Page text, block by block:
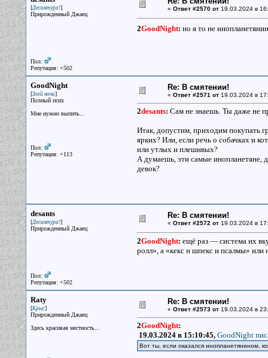
[Десантура!]
Прирожденный Джаец
Пол:
Репутация: +502
« Ответ #2570 от19.03.2024 в
2GoodNight: но я то не
GoodNight
[Злой ночи]
Полный псих
Мне нужно выпить...
Пол:
Репутация: +113
Re: В смятении!
« Ответ #2571 от19.03.2024 в
2desants: Сам не знаешь. Ты даже не
Итак, допустим, приходим покупать
ярких? Или, если речь о собачках и
или утлых и плешивых?
А думаешь, эти самые инопланетяне,
девок?
desants
[Десантура!]
Прирожденный Джаец
Пол:
Репутация: +502
Re: В смятении!
« Ответ #2572 от19.03.2024 в
2GoodNight: ещё раз — система их
ролл», а «кекс н шпекс и псалмы» или
Raty
[Крыс]
Прирожденный Джаец
Здесь красивая местность...
Re: В смятении!
« Ответ #2573 от19.03.2024 в
2GoodNight:
19.03.2024 в 15:10:45, GoodNight
Вот ты, если оказался инопланетянином,